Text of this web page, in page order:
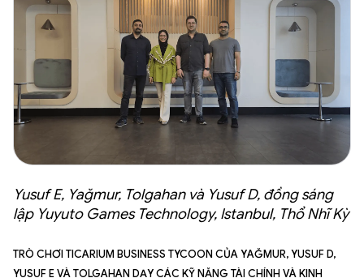
Yusuf E, Yağmur, Tolgahan và Yusuf D, đồng sáng
lập Yuyuto Games Technology, Istanbul, Thổ Nhĩ Kỳ
Trò chơi Ticarium Business Tycoon của Yağmur, Yusuf D,
Yusuf E và Tolgahan dạy các kỹ năng tài chính và kinh